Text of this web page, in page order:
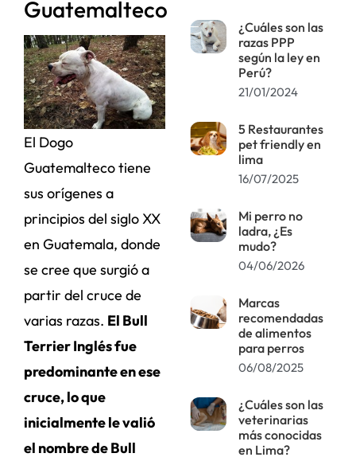
Guatemalteco
El Dogo
Guatemalteco tiene
sus orígenes a
principios del siglo XX
en Guatemala, donde
se cree que surgió a
partir del cruce de
varias razas. El Bull
Terrier Inglés fue
predominante en ese
cruce, lo que
inicialmente le valió
el nombre de Bull
¿Cuáles son las
razas PPP
según la ley en
Perú?
21/01/2024
5 Restaurantes
pet friendly en
lima
16/07/2025
Mi perro no
ladra, ¿Es
mudo?
04/06/2026
Marcas
recomendadas
de alimentos
para perros
06/08/2025
¿Cuáles son las
veterinarias
más conocidas
en Lima?